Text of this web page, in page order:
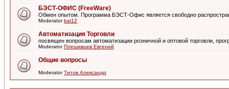
БЭСТ-ОФИС (FreeWare)
Обмен опытом. Программа БЭСТ-Офис является свободно
Moderatorkat12
Автоматизация Торговли
посвящен вопросам автоматизации розничной и оптовой торговли,
ModeratorПлешивцев Евгений
Общие вопросы
ModeratorТитов Александр